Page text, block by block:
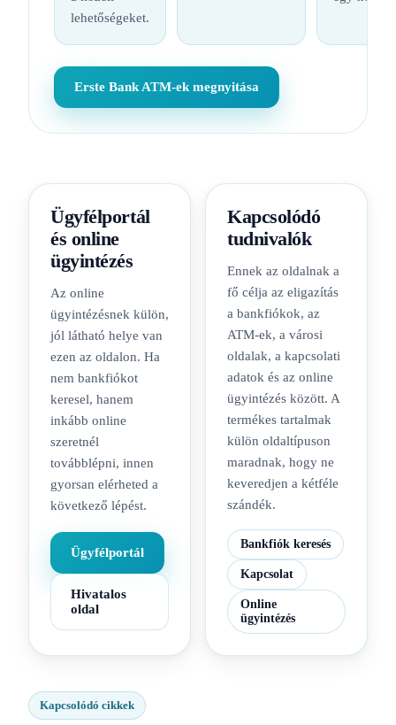
lehetőségeket.
Erste Bank ATM-ek megnyitása
Ügyfélportál
és online
ügyintézés
Az online
ügyintézésnek külön,
jól látható helye van
ezen az oldalon. Ha
nem bankfiókot
keresel, hanem
inkább online
szeretnél
továbblépni, innen
gyorsan elérheted a
következő lépést.
Ügyfélportál
Hivatalos
oldal
Kapcsolódó
tudnivalók
Ennek az oldalnak a
fő célja az eligazítás
a bankfiókok, az
ATM-ek, a városi
oldalak, a kapcsolati
adatok és az online
ügyintézés között. A
termékes tartalmak
külön oldaltípuson
maradnak, hogy ne
keveredjen a kétféle
szándék.
Bankfiók keresés
Kapcsolat
Online
ügyintézés
Kapcsolódó cikkek